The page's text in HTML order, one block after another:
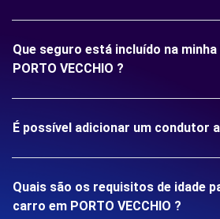
Que seguro está incluído na
PORTO VECCHIO ?
É possível adicionar um condutor
Quais são os requisitos de idade
carro em PORTO VECCHIO ?